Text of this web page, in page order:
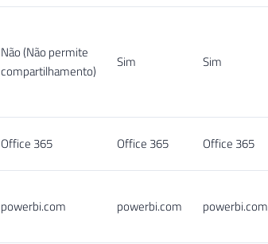
Não (Não permite
compartilhamento)
Sim Sim
Office 365 Office 365 Office 365
powerbi.com powerbi.com powerbi.com